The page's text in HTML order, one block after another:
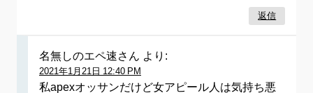
返信
名無しのエペ速さん より:
2021年1月21日 12:40 PM
私apexオッサンだけど女アピール人は気持ち悪